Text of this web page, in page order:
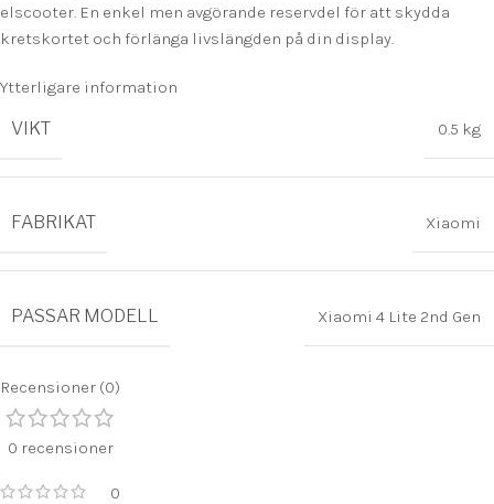
elscooter. En enkel men avgörande reservdel för att skydda
kretskortet och förlänga livslängden på din display.
Ytterligare information
VIKT 0.5 kg
FABRIKAT Xiaomi
PASSAR MODELL Xiaomi 4 Lite 2nd Gen
Recensioner (0)
0 recensioner
0